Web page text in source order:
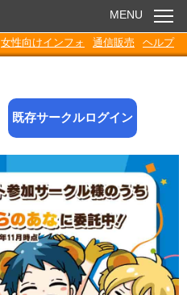
お知らせ
電子書籍
Q&A
各種ダウンロード
MENU
女性向けインフォ 通信販売 ヘルプ
既存サークルログイン